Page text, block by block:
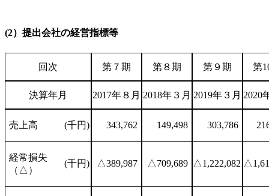
(2）提出会社の経営指標等
回次 第７期 第８期 第９期 第
決算年月 2017年８月 2018年３月 2019年３月 2020
売上高 (千円) 343,762 149,498 303,786
経常損失
（△）
(千円) △389,987 △709,689 △1,222,082